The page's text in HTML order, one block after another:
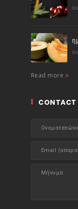
Read more
CONTACT